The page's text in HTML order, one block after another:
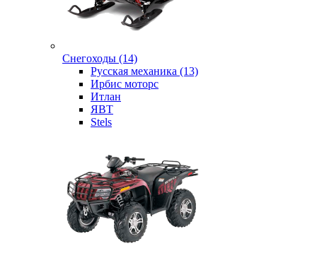
Снегоходы (14)
Русская механика (13)
Ирбис моторс
Итлан
ЯВТ
Stels